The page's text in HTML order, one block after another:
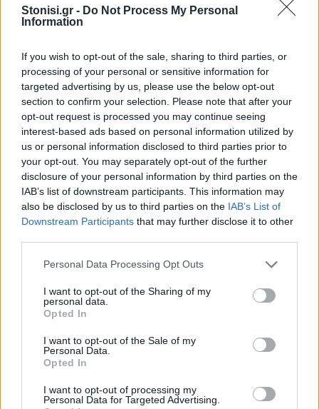
Stonisi.gr - Do Not Process My Personal
Information
If you wish to opt-out of the sale, sharing to third parties, or
processing of your personal or sensitive information for
targeted advertising by us, please use the below opt-out
section to confirm your selection. Please note that after your
opt-out request is processed you may continue seeing
interest-based ads based on personal information utilized by
us or personal information disclosed to third parties prior to
your opt-out. You may separately opt-out of the further
disclosure of your personal information by third parties on the
IAB’s list of downstream participants. This information may
also be disclosed by us to third parties on the IAB’s List of
Downstream Participants that may further disclose it to other
Personal Data Processing Opt Outs
I want to opt-out of the Sharing of my
personal data.
Opted In
I want to opt-out of the Sale of my
Personal Data.
Opted In
I want to opt-out of processing my
Personal Data for Targeted Advertising.
αθλητικοί σύλλογοι θα ενισχυθούν με υλικοτεχνικό
εξοπλισμό, υπογραμμίζοντας τη δέσμευση του
τοπικών δομών και την ενίσχυση της ισότητας στον
αθλητισμό.
Μετά από επιτυχημένες στάσεις σε Ιωάννινα,
Ρόδο, Καλαμάτα και Χανιά, το Empower Forward
συνεχίζει το πανελλαδικό του ταξίδι με επόμενο
σταθμό τη Μυτιλήνη, στέλνοντας το μήνυμα πως η
συμμετοχή δεν έχει ηλικία και η ενδυνάμωση δεν
έχει περιορισμούς.
αναζήτησης
Add stonisi.gr on Google ↗
ΣΤΗΝ ΙΔΙΑ ΚΑΤΗΓΟΡΙΑ
ΑΤΖΕΝΤΑ
Αφιέρωμα στον Νίκο Καλαϊτζή –